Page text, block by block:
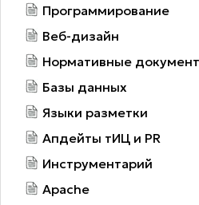
Программирование
Веб-дизайн
Нормативные
Базы данных
Языки разметки
Апдейты тИЦ и PR
Инструментарий
Apache